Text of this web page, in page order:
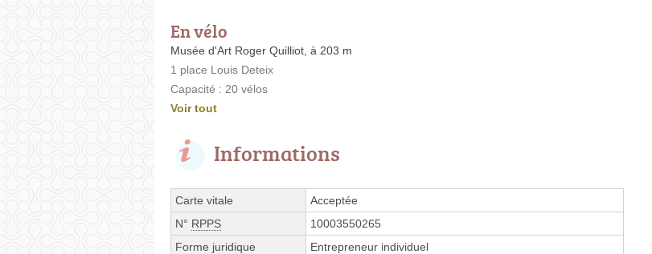
En vélo
Musée d'Art Roger Quilliot, à 203 m
1 place Louis Deteix
Capacité : 20 vélos
Voir tout
Informations
Carte vitale
Acceptée
N° RPPS
10003550265
Forme juridique
Entrepreneur individuel